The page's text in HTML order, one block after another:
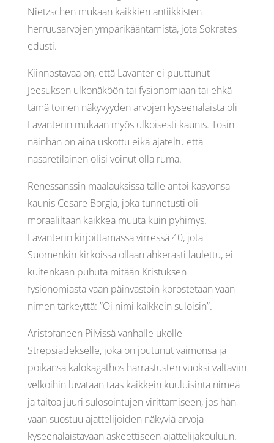
Nietzschen mukaan kaikkien antiikkisten
herruusarvojen ympärikääntämistä, jota Sokrates
edusti.
Kiinnostavaa on, että Lavanter ei puuttunut
Jeesuksen ulkonäköön tai fysionomiaan tai ehkä
tämä toinen näkyvyyden arvojen kyseenalaista oli
Lavanterin mukaan myös ulkoisesti kaunis. Tosin
näinhän on aina uskottu eikä ajateltu että
nasaretilainen olisi voinut olla ruma.
Renessanssin maalauksissa tälle antoi kasvonsa
kaunis Cesare Borgia, joka tunnetusti oli
moraaliltaan kaikkea muuta kuin pyhimys.
Lavanterin kirjoittamassa virressä 40, jota
Suomenkin kirkoissa ollaan ahkerasti laulettu, ei
kuitenkaan puhuta mitään Kristuksen
fysionomiasta vaan päinvastoin korostetaan vaan
nimen tärkeyttä: ”Oi nimi kaikkein suloisin”.
Aristofaneen Pilvissä vanhalle ukolle
Strepsiadekselle, joka on joutunut vaimonsa ja
poikansa kalokagathos harrastusten vuoksi valtaviin
velkoihin luvataan taas kaikkein kuuluisinta nimeä
ja taitoa juuri sulosointujen virittämiseen, jos hän
vaan suostuu ajattelijoiden näkyviä arvoja
kyseenalaistavaan askeettiseen ajattelijakouluun.